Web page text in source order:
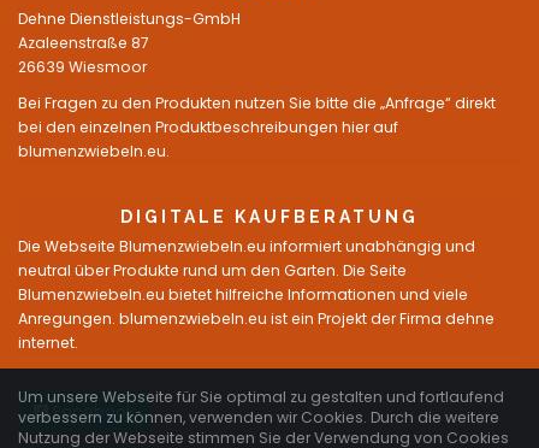
Dehne Dienstleistungs-GmbH
Azaleenstraße 87
26639 Wiesmoor
Bei Fragen zu den Produkten nutzen Sie bitte die „Anfrage“ direkt
bei den einzelnen Produktbeschreibungen hier auf
blumenzwiebeln.eu.
DIGITALE KAUFBERATUNG
Die Webseite Blumenzwiebeln.eu informiert unabhängig und
neutral über Produkte rund um den Garten. Die Seite
Blumenzwiebeln.eu bietet hilfreiche Informationen und viele
Anregungen. blumenzwiebeln.eu ist ein Projekt der Firma dehne
internet.
Facebook
Um unsere Webseite für Sie optimal zu gestalten und fortlaufend
verbessern zu können, verwenden wir Cookies. Durch die weitere
Nutzung der Webseite stimmen Sie der Verwendung von Cookies